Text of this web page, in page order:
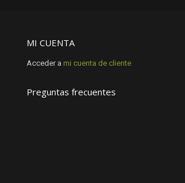
MI CUENTA
Acceder a mi cuenta de cliente
Preguntas frecuentes